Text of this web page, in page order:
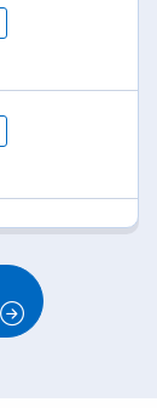
加しまし